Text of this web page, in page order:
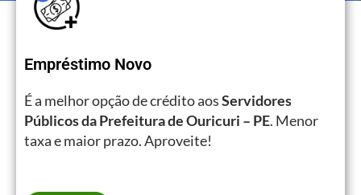
Empréstimo Novo
É a melhor opção de crédito aosServidores
Públicos da Prefeitura de Ouricuri – PE. Menor
taxa e maior prazo. Aproveite!